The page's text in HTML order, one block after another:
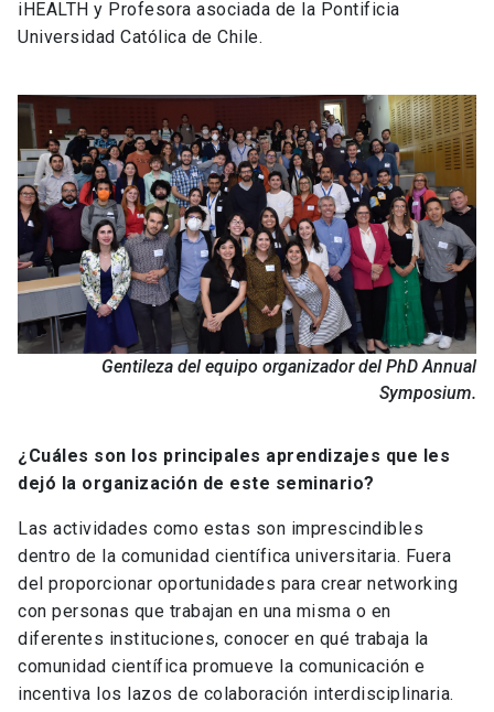
iHEALTH y Profesora asociada de la Pontificia
Universidad Católica de Chile.
Gentileza del equipo organizador del PhD Annual
Symposium.
¿Cuáles son los principales aprendizajes que les
dejó la organización de este seminario?
Las actividades como estas son imprescindibles
dentro de la comunidad científica universitaria. Fuera
del proporcionar oportunidades para crear networking
con personas que trabajan en una misma o en
diferentes instituciones, conocer en qué trabaja la
comunidad científica promueve la comunicación e
incentiva los lazos de colaboración interdisciplinaria.